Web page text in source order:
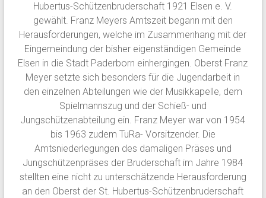
Hubertus-Schützenbruderschaft 1921 Elsen e. V.
gewählt. Franz Meyers Amtszeit begann mit den
Herausforderungen, welche im Zusammenhang mit der
Eingemeindung der bisher eigenständigen Gemeinde
Elsen in die Stadt Paderborn einhergingen. Oberst Franz
Meyer setzte sich besonders für die Jugendarbeit in
den einzelnen Abteilungen wie der Musikkapelle, dem
Spielmannszug und der Schieß- und
Jungschützenabteilung ein. Franz Meyer war von 1954
bis 1963 zudem TuRa- Vorsitzender. Die
Amtsniederlegungen des damaligen Präses und
Jungschützenpräses der Bruderschaft im Jahre 1984
stellten eine nicht zu unterschätzende Herausforderung
an den Oberst der St. Hubertus-Schützenbruderschaft